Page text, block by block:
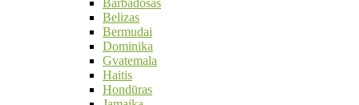
Barbadosas
Belizas
Bermudai
Dominika
Gvatemala
Haitis
Hondūras